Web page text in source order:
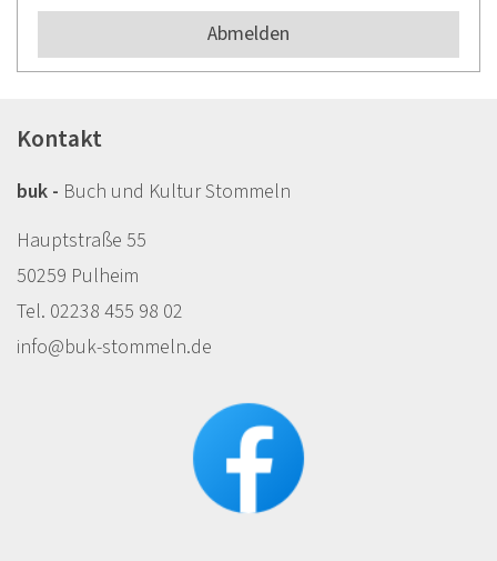
Abmelden
Kontakt
buk - Buch und Kultur Stommeln
Hauptstraße 55
50259 Pulheim
Tel. 02238 455 98 02
info@buk-stommeln.de